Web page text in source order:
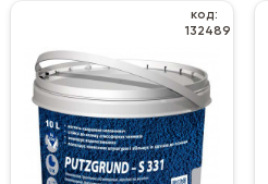
код:
132489